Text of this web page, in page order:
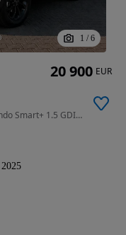
1 / 6
1497 cm3 • 163 CP • KGM - SsangYong Korando Smart+ 1.5 GDI-Turbo 163 CP Manual 6 Trepte
2025
20 900 EUR